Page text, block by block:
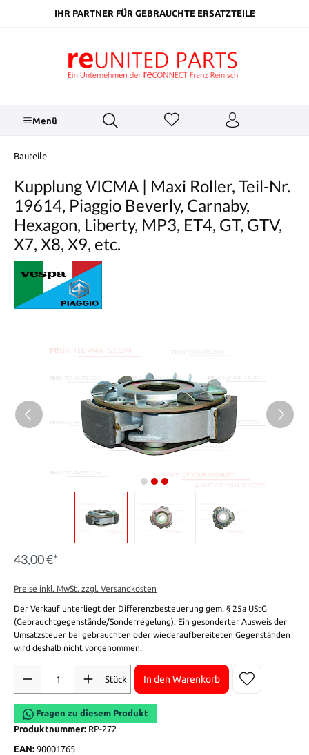
springenIHR PARTNER FÜR GEBRAUCHTE ERSATZTEILE
Menü
Bauteile
Kupplung VICMA | Maxi Roller, Teil-Nr.
19614, Piaggio Beverly, Carnaby,
Hexagon, Liberty, MP3, ET4, GT, GTV,
X7, X8, X9, etc.
43,00 €*
Preise inkl. MwSt. zzgl. Versandkosten
Der Verkauf unterliegt der Differenzbesteuerung gem. § 25a UStG
(Gebrauchtgegenstände/Sonderregelung). Ein gesonderter Ausweis der
Umsatzsteuer bei gebrauchten oder wiederaufbereiteten Gegenständen
wird deshalb nicht vorgenommen.
Stück
In den Warenkorb
Fragen zu diesem Produkt
Produktnummer: RP-272
EAN: 90001765